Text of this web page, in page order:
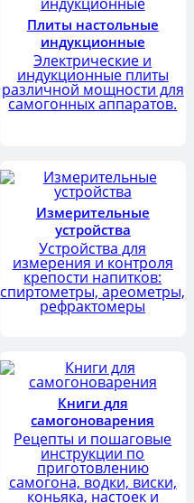
Плиты настольные
индукционные
Электрические и
индукционные плиты
различной мощности для
самогонных аппаратов.
Измерительные
устройства
Устройства для
измерения и контроля
крепости напитков:
спиртометры, ареометры,
рефрактомеры
Книги для
самогоноварения
Рецепты и пошаговые
инструкции по
приготовлению
самогона, водки, виски,
коньяка, настоек и